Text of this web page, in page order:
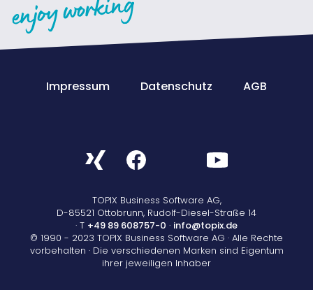
Impressum Datenschutz AGB
TOPIX Business Software AG,
D-85521 Ottobrunn, Rudolf-Diesel-Straße 14
· T +49 89 608757-0 · info@topix.de
© 1990 - 2023 TOPIX Business Software AG · Alle Rechte
vorbehalten · Die verschiedenen Marken sind Eigentum
ihrer jeweiligen Inhaber